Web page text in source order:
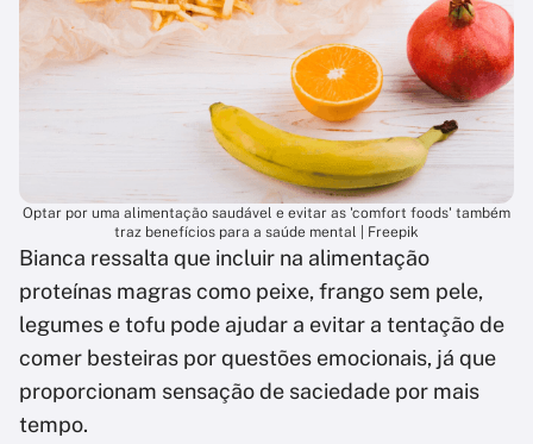
Optar por uma alimentação saudável e evitar as 'comfort foods' também
traz benefícios para a saúde mental | Freepik
Bianca ressalta que incluir na alimentação
proteínas magras como peixe, frango sem pele,
legumes e tofu pode ajudar a evitar a tentação de
comer besteiras por questões emocionais, já que
proporcionam sensação de saciedade por mais
tempo.